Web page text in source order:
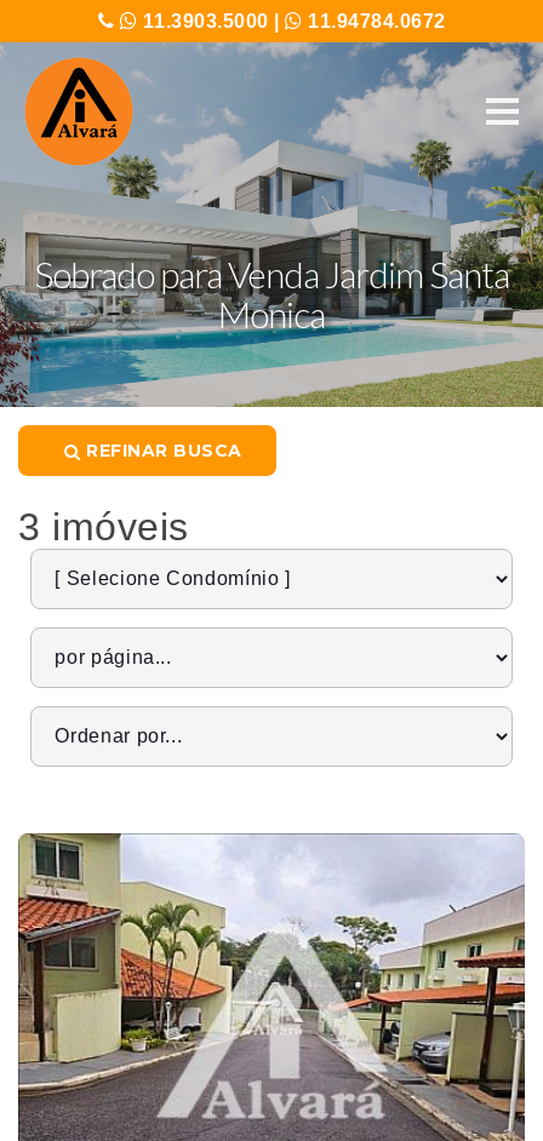
11.3903.5000 11.94784.0672
Sobrado para Venda Jardim Santa
Monica
REFINAR BUSCA
3 imóveis